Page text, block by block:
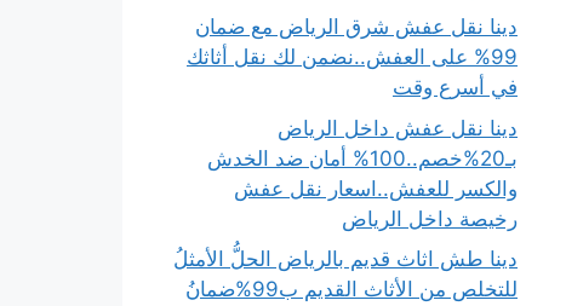
دينا نقل عفش شرق الرياض مع ضمان
99% على العفش..نضمن لك نقل أثاثك
في أسرع وقت
دينا نقل عفش داخل الرياض
بـ20%خصم..100% أمان ضد الخدش
والكسر للعفش..اسعار نقل عفش
رخيصة داخل الرياض
دينا طش اثاث قديم بالرياض الحلُّ الأمثلُ
للتخلص من الأثاث القديم ب99%ضمانُ